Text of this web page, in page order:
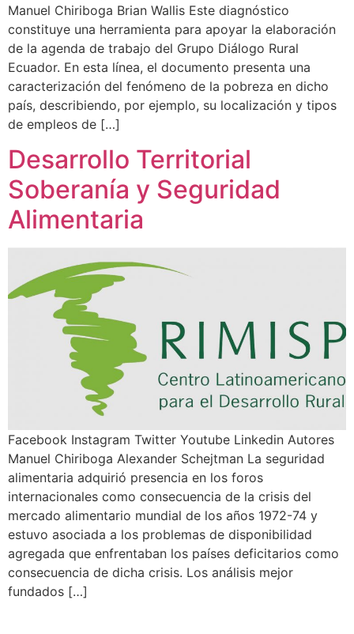
Manuel Chiriboga Brian Wallis Este diagnóstico
constituye una herramienta para apoyar la elaboración
de la agenda de trabajo del Grupo Diálogo Rural
Ecuador. En esta línea, el documento presenta una
caracterización del fenómeno de la pobreza en dicho
país, describiendo, por ejemplo, su localización y tipos
de empleos de […]
Desarrollo Territorial
Soberanía y Seguridad
Alimentaria
Facebook Instagram Twitter Youtube Linkedin Autores
Manuel Chiriboga Alexander Schejtman La seguridad
alimentaria adquirió presencia en los foros
internacionales como consecuencia de la crisis del
mercado alimentario mundial de los años 1972-74 y
estuvo asociada a los problemas de disponibilidad
agregada que enfrentaban los países deficitarios como
consecuencia de dicha crisis. Los análisis mejor
fundados […]